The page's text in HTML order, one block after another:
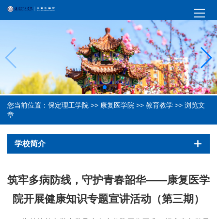
您当前位置： 保定理工学院 >> 康复医学院 >> 教育教学 >> 浏览文
章
学校简介
筑牢多病防线，守护青春韶华——康复医学
院开展健康知识专题宣讲活动（第三期）